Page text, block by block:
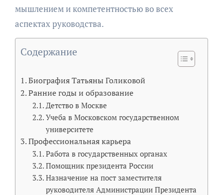
мышлением и компетентностью во всех
аспектах руководства.
Содержание
Биография Татьяны Голиковой
Ранние годы и образование
Детство в Москве
Учеба в Московском государственном
университете
Профессиональная карьера
Работа в государственных органах
Помощник президента России
Назначение на пост заместителя
руководителя Администрации Президента